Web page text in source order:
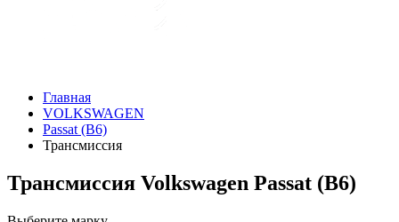
Главная
VOLKSWAGEN
Passat (B6)
Трансмиссия
Трансмиссия Volkswagen Passat (B6)